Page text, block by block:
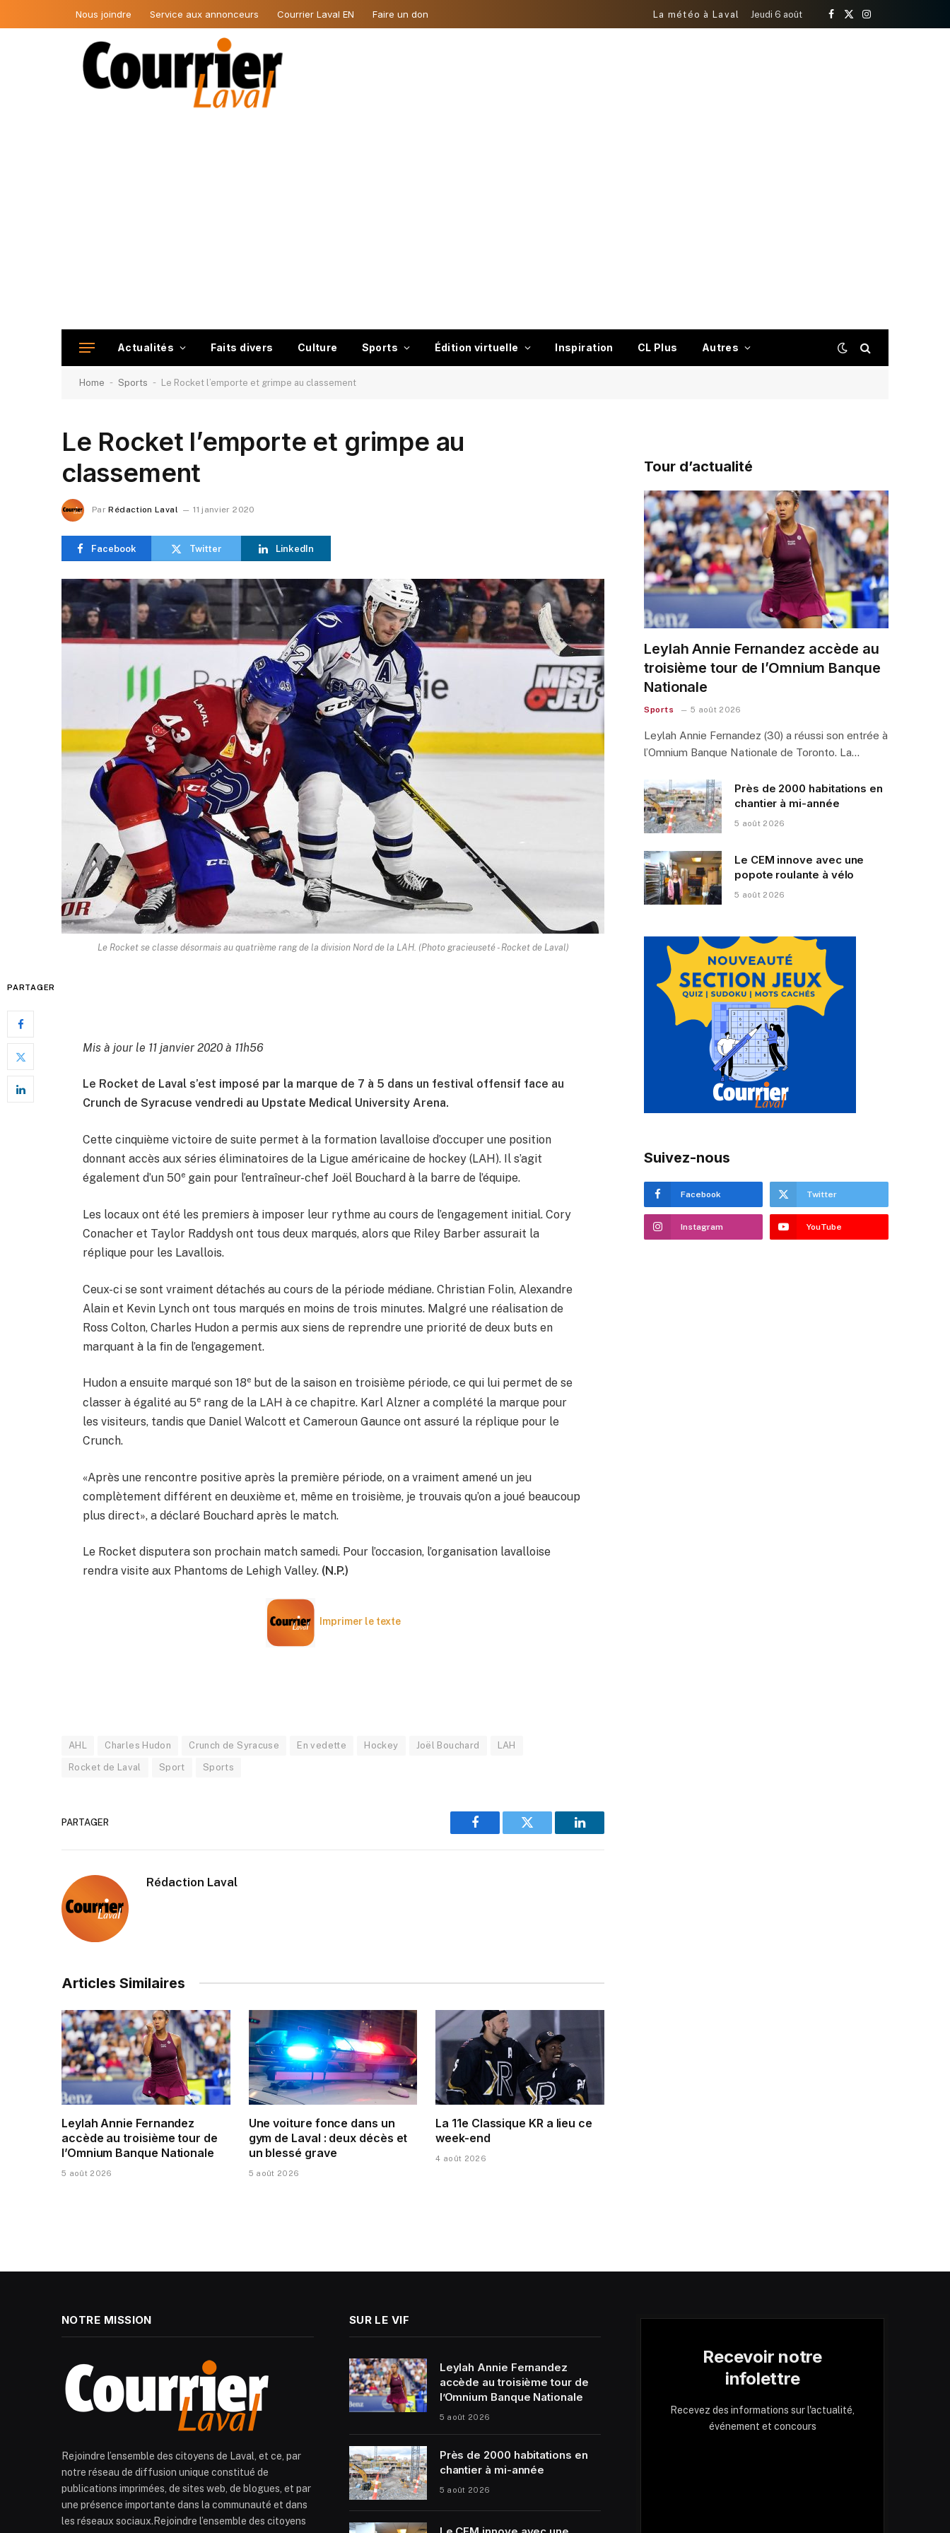
Nous joindre Service aux annonceurs Courrier Laval EN Faire un don La météo à Laval Jeudi 6 août
Facebook
X
Instagram
Actualités Faits divers Culture Sports Édition virtuelle Inspiration CL Plus Autres
Home - Sports - Le Rocket l’emporte et grimpe au classement
Le Rocket l’emporte et grimpe au
classement
Par Rédaction Laval 11 janvier 2020
Facebook Twitter LinkedIn
Le Rocket se classe désormais au quatrième rang de la division Nord de la LAH. (Photo gracieuseté - Rocket de Laval)
PARTAGER
Mis à jour le 11 janvier 2020 à 11h56
Le Rocket de Laval s’est imposé par la marque de 7 à 5 dans un festival offensif face au
Crunch de Syracuse vendredi au Upstate Medical University Arena.
Cette cinquième victoire de suite permet à la formation lavalloise d’occuper une position
donnant accès aux séries éliminatoires de la Ligue américaine de hockey (LAH). Il s’agit
également d’un 50e gain pour l’entraîneur-chef Joël Bouchard à la barre de l’équipe.
Les locaux ont été les premiers à imposer leur rythme au cours de l’engagement initial. Cory
Conacher et Taylor Raddysh ont tous deux marqués, alors que Riley Barber assurait la
réplique pour les Lavallois.
Ceux-ci se sont vraiment détachés au cours de la période médiane. Christian Folin, Alexandre
Alain et Kevin Lynch ont tous marqués en moins de trois minutes. Malgré une réalisation de
Ross Colton, Charles Hudon a permis aux siens de reprendre une priorité de deux buts en
marquant à la fin de l’engagement.
Hudon a ensuite marqué son 18e but de la saison en troisième période, ce qui lui permet de se
classer à égalité au 5e rang de la LAH à ce chapitre. Karl Alzner a complété la marque pour
les visiteurs, tandis que Daniel Walcott et Cameroun Gaunce ont assuré la réplique pour le
Crunch.
«Après une rencontre positive après la première période, on a vraiment amené un jeu
complètement différent en deuxième et, même en troisième, je trouvais qu’on a joué beaucoup
plus direct», a déclaré Bouchard après le match.
Le Rocket disputera son prochain match samedi. Pour l’occasion, l’organisation lavalloise
rendra visite aux Phantoms de Lehigh Valley. (N.P.)
Imprimer le texte
AHL Charles Hudon Crunch de Syracuse En vedette Hockey Joël Bouchard LAH
Rocket de Laval Sport Sports
PARTAGER
Facebook Twitter LinkedIn
Rédaction Laval
Articles Similaires
Leylah Annie Fernandez
accède au troisième tour de
l’Omnium Banque Nationale
5 août 2026
Une voiture fonce dans un
gym de Laval : deux décès et
un blessé grave
5 août 2026
La 11e Classique KR a lieu ce
week-end
4 août 2026
Tour d’actualité
Leylah Annie Fernandez accède au
troisième tour de l’Omnium Banque
Nationale
Sports 5 août 2026
Leylah Annie Fernandez (30) a réussi son entrée à
l’Omnium Banque Nationale de Toronto. La…
Près de 2000 habitations en
chantier à mi-année
5 août 2026
Le CEM innove avec une
popote roulante à vélo
5 août 2026
Suivez-nous
Facebook Twitter
Instagram YouTube
NOTRE MISSION
Rejoindre l’ensemble des citoyens de Laval, et ce, par
notre réseau de diffusion unique constitué de
publications imprimées, de sites web, de blogues, et par
une présence importante dans la communauté et dans
les réseaux sociaux.Rejoindre l’ensemble des citoyens
SUR LE VIF
Leylah Annie Fernandez
accède au troisième tour de
l’Omnium Banque Nationale
5 août 2026
Près de 2000 habitations en
chantier à mi-année
5 août 2026
Recevoir notre
infolettre
Recevez des informations sur l'actualité,
événement et concours